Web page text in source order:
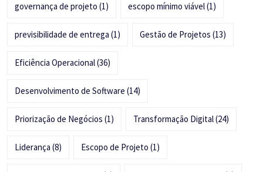
governança de projeto (1) escopo mínimo viável(1)
previsibilidade de entrega (1) Gestão de Projetos (13)
Eficiência Operacional(36)
Desenvolvimento de Software (14)
Priorização de Negócios (1) Transformação Digital(24)
Liderança (8) Escopo de Projeto (1)